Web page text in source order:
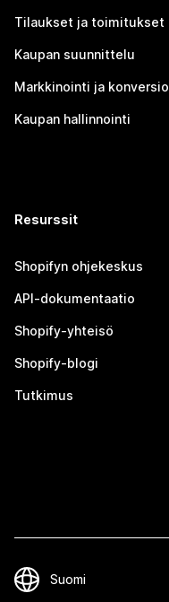
Tilaukset ja toimitukset
Kaupan suunnittelu
Markkinointi ja konversio
Kaupan hallinnointi
Resurssit
Shopifyn ohjekeskus
API-dokumentaatio
Shopify-yhteisö
Shopify-blogi
Tutkimus